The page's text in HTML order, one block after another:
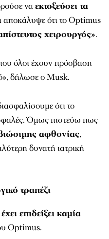
ναεκτοξεύσει τα
αποκάλυψε ότι το Optimus
χειρουργός».
όλοι έχουν πρόσβαση
δήλωσε ο Musk.
ότι το
Όμως πιστεύω πως
αφθονίας,
δυνατή ιατρική
τραπέζι
επιδείξει καμία
Optimus.